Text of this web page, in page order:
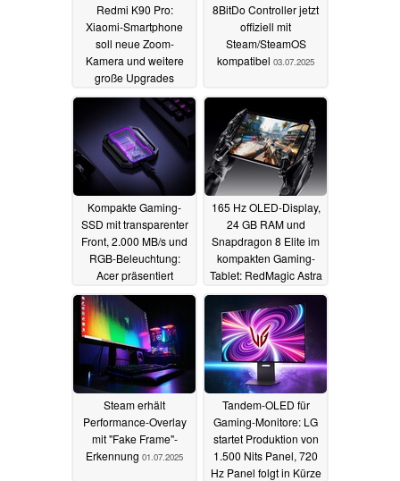
Redmi K90 Pro:
Xiaomi-Smartphone
soll neue Zoom-
Kamera und weitere
große Upgrades
erhalten09.07.2025
8BitDo Controller jetzt
offiziell mit
Steam/SteamOS
kompatibel 03.07.2025
Kompakte Gaming-
SSD mit transparenter
Front, 2.000 MB/s und
RGB-Beleuchtung:
Acer präsentiert
Predator GP30
01.07.2025
165 Hz OLED-Display,
24 GB RAM und
Snapdragon 8 Elite im
kompakten Gaming-
Tablet: RedMagic Astra
startet für 499 Euro
01.07.2025
Steam erhält
Performance-Overlay
mit "Fake Frame"-
Erkennung 01.07.2025
Tandem-OLED für
Gaming-Monitore: LG
startet Produktion von
1.500 Nits Panel, 720
Hz Panel folgt in Kürze